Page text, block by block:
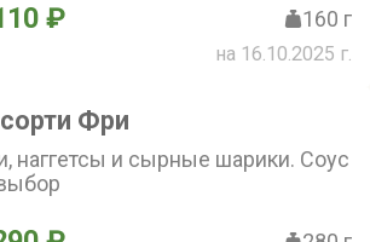
₽ 160 г
на 16.10.2025 г.
Фри
наггетсы и сырные шарики. Соус